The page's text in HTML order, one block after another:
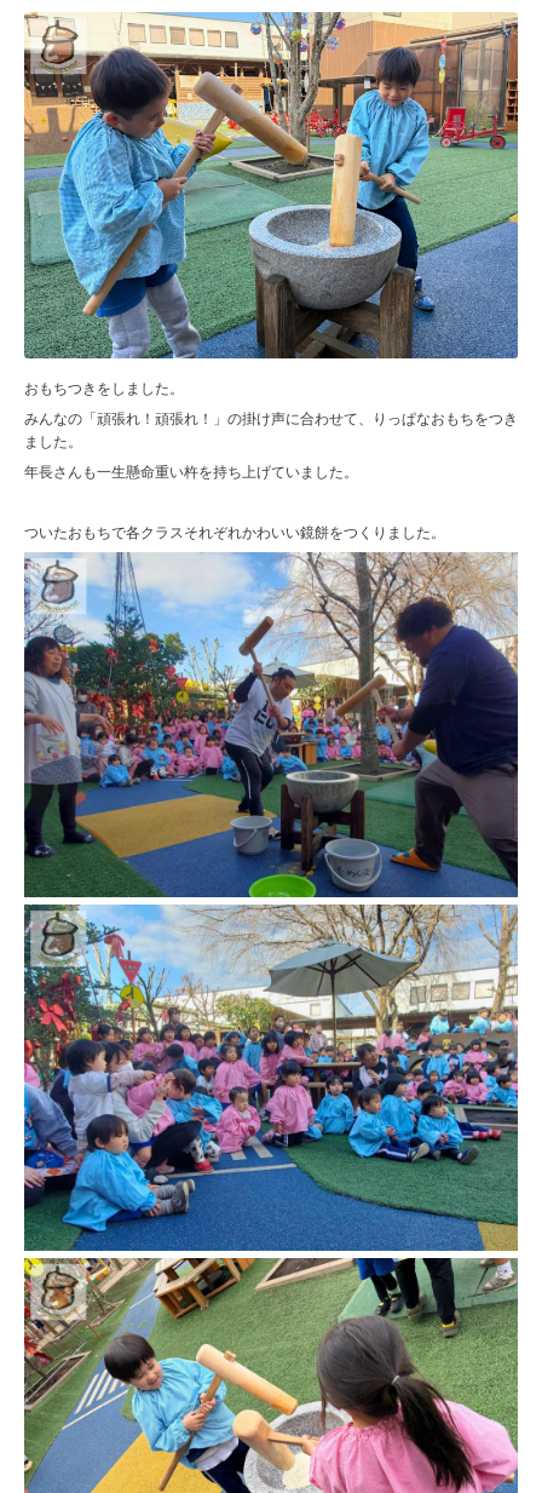
おもちつきをしました。
みんなの「頑張れ！頑張れ！」の掛け声に合わせて、りっぱなおもちをつき
ました。
年長さんも一生懸命重い杵を持ち上げていました。
ついたおもちで各クラスそれぞれかわいい鏡餅をつくりました。